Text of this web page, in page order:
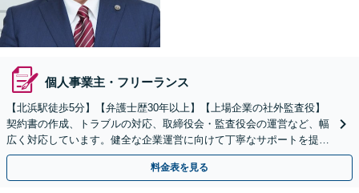
個人事業主・フリーランス
【北浜駅徒歩5分】【弁護士歴30年以上】【上場企業の社外監査役】
契約書の作成、トラブルの対応、取締役会・監査役会の運営など、幅
広く対応しています。健全な企業運営に向けて丁寧なサポートを提供
いたしますので、ぜひご相談ください。【Web面談可】
料金表を見る